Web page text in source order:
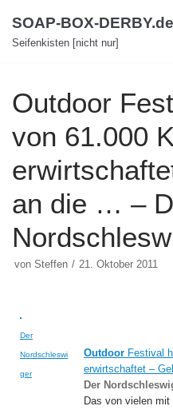
Zum
Inhalt
SOAP-BOX-DERBY.de
Seifenkisten [nicht nur]
Outdoor
von 61.000
an die … –
von Steffen 21. Oktober 2011
Der
Nordschleswi
ger
Outdoor Festival
erwirtschaftet –
Der
Das von vielen